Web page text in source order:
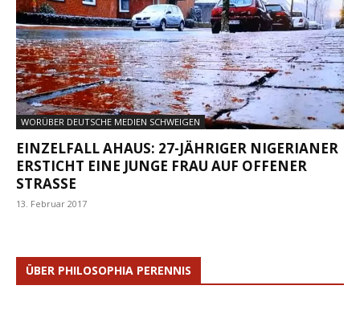
WORÜBER DEUTSCHE MEDIEN SCHWEIGEN
EINZELFALL AHAUS: 27-JÄHRIGER NIGERIANER
ERSTICHT EINE JUNGE FRAU AUF OFFENER
STRASSE
13. Februar 2017
ÜBER PHILOSOPHIA PERENNIS